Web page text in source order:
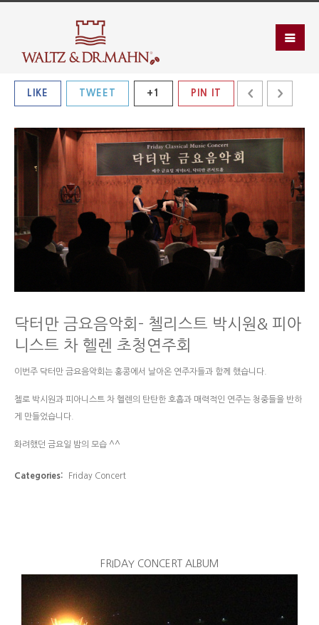
LIKE TWEET +1 PIN IT
닥터만 금요음악회- 첼리스트 박시원& 피아
니스트 차 헬렌 초청연주회
이번주 닥터만 금요음악회는 홍콩에서 날아온 연주자들과 함께 했습니다.
첼로 박시원과 피아니스트 차 헬렌의 탄탄한 호흡과 매력적인 연주는 청중들을 반하
게 만들었습니다.
화려했던 금요일 밤의 모습 ^^
Categories: Friday Concert
FRIDAY CONCERT ALBUM